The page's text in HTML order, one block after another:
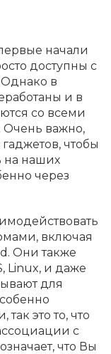
начали
доступны с
в
и в
со всеми
важно,
чтобы
на наших
через
включая
Они также
Linux, и даже
для
это то, что
с
что Вы